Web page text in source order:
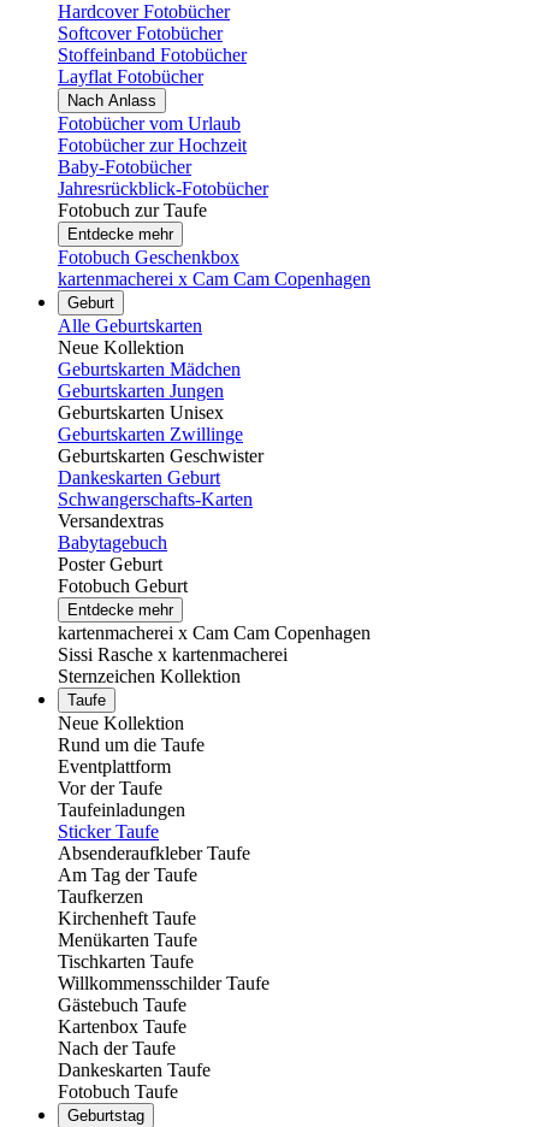
Hardcover Fotobücher
Softcover Fotobücher
Stoffeinband Fotobücher
Layflat Fotobücher
Nach Anlass
Fotobücher vom Urlaub
Fotobücher zur Hochzeit
Baby-Fotobücher
Jahresrückblick-Fotobücher
Fotobuch zur Taufe
Entdecke mehr
Fotobuch Geschenkbox
kartenmacherei x Cam Cam Copenhagen
Geburt
Alle Geburtskarten
Neue Kollektion
Geburtskarten Mädchen
Geburtskarten Jungen
Geburtskarten Unisex
Geburtskarten Zwillinge
Geburtskarten Geschwister
Dankeskarten Geburt
Schwangerschafts-Karten
Versandextras
Babytagebuch
Poster Geburt
Fotobuch Geburt
Entdecke mehr
kartenmacherei x Cam Cam Copenhagen
Sissi Rasche x kartenmacherei
Sternzeichen Kollektion
Taufe
Neue Kollektion
Rund um die Taufe
Eventplattform
Vor der Taufe
Taufeinladungen
Sticker Taufe
Absenderaufkleber Taufe
Am Tag der Taufe
Taufkerzen
Kirchenheft Taufe
Menükarten Taufe
Tischkarten Taufe
Willkommensschilder Taufe
Gästebuch Taufe
Kartenbox Taufe
Nach der Taufe
Dankeskarten Taufe
Fotobuch Taufe
Geburtstag